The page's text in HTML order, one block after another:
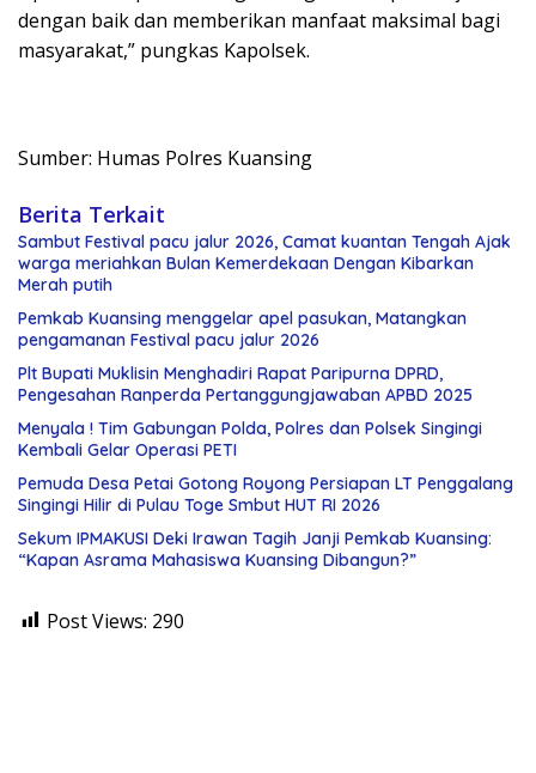
dengan baik dan memberikan manfaat maksimal bagi
masyarakat,” pungkas Kapolsek.
Sumber: Humas Polres Kuansing
Berita Terkait
Sambut Festival pacu jalur 2026, Camat kuantan Tengah Ajak
warga meriahkan Bulan Kemerdekaan Dengan Kibarkan
Merah putih
Pemkab Kuansing menggelar apel pasukan, Matangkan
pengamanan Festival pacu jalur 2026
Plt Bupati Muklisin Menghadiri Rapat Paripurna DPRD,
Pengesahan Ranperda Pertanggungjawaban APBD 2025
Menyala ! Tim Gabungan Polda, Polres dan Polsek Singingi
Kembali Gelar Operasi PETI
Pemuda Desa Petai Gotong Royong Persiapan LT Penggalang
Singingi Hilir di Pulau Toge Smbut HUT RI 2026
Sekum IPMAKUSI Deki Irawan Tagih Janji Pemkab Kuansing:
“Kapan Asrama Mahasiswa Kuansing Dibangun?”
Post Views: 290